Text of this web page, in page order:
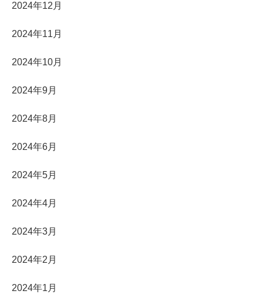
2024年12月
2024年11月
2024年10月
2024年9月
2024年8月
2024年6月
2024年5月
2024年4月
2024年3月
2024年2月
2024年1月